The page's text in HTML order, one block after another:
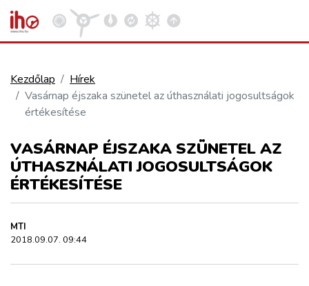
VASÚT
KÖZÚT
REPÜLÉS
KÖZLEKEDÉSFEJLESZTÉS
Kezdőlap
Hírek
Vasárnap éjszaka szünetel az úthasználati jogosultságok
értékesítése
VASÁRNAP ÉJSZAKA SZÜNETEL AZ
ÚTHASZNÁLATI JOGOSULTSÁGOK
ÉRTÉKESÍTÉSE
MTI
2018.09.07. 09:44